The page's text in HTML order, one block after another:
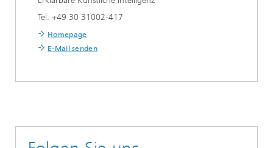
Tel. +49 30 31002-417
Homepage
E-Mail senden